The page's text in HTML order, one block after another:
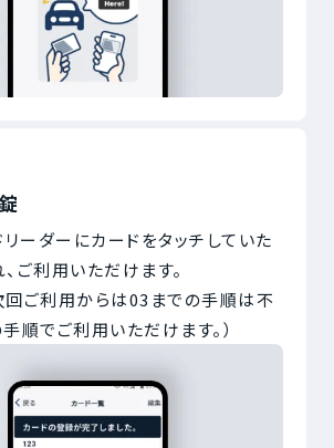
ーダーにカードをタッチしていた
ご利用いただけます。
回ご利用からは03までの手順は不
順でご利用いただけます。）